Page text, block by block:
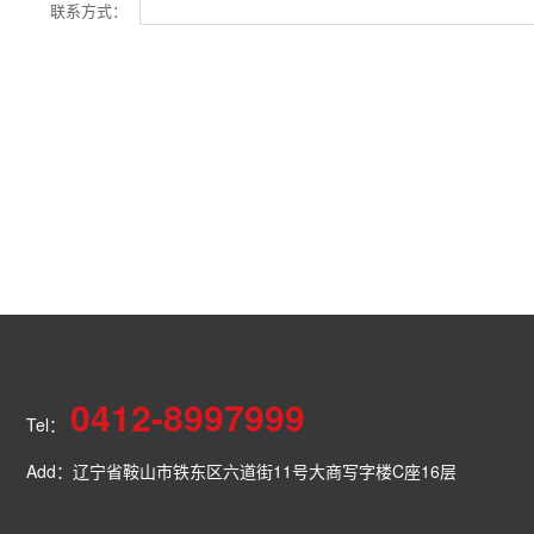
联系方式：
Tel： 0412-8997999
Add：辽宁省鞍山市铁东区六道街11号大商写字楼C座16层